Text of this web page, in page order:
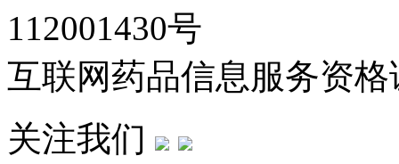
112001430号
互联网药品信息服务资
关注我们